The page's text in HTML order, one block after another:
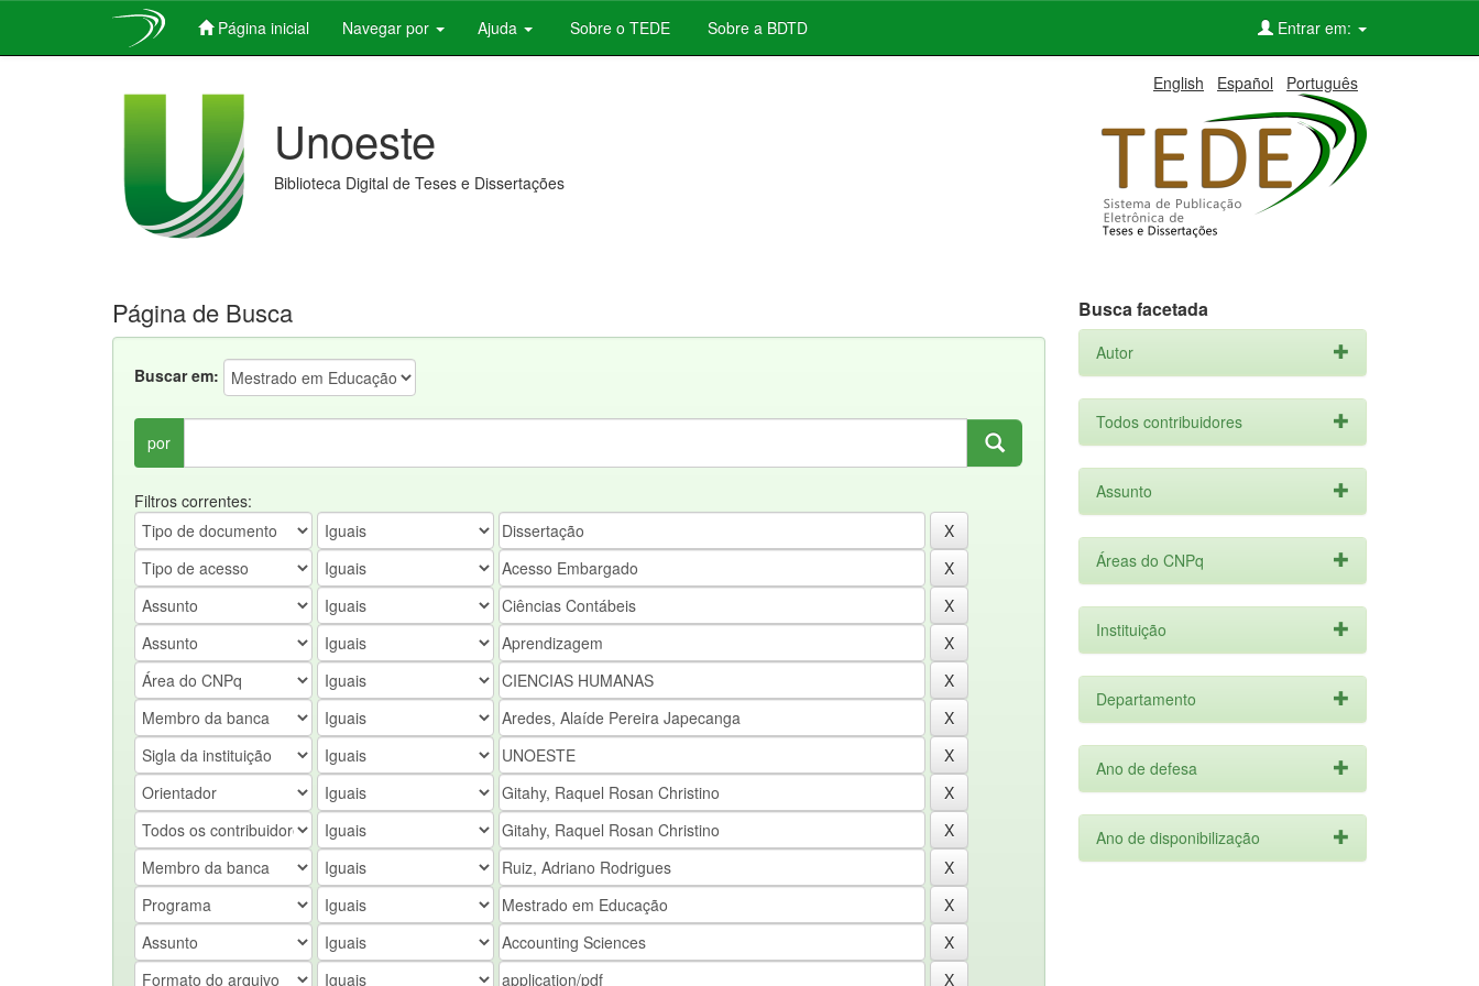
Página inicial Navegar por Ajuda Sobre o TEDE Sobre a BDTD Entrar em:
English Español Português
Unoeste
Biblioteca Digital de Teses e Dissertações
Página de Busca
Buscar em:
por
Filtros correntes:
Busca facetada
Autor
Todos contribuidores
Assunto
Áreas do CNPq
Instituição
Departamento
Ano de defesa
Ano de disponibilização